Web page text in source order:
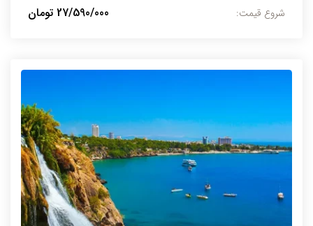
شروع قیمت: 27/590/000 تومان